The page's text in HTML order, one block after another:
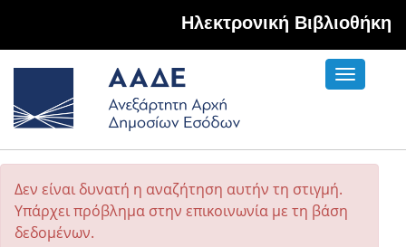
Hλεκτρονική Βιβλιοθήκη
Toggle
Δεν είναι δυνατή η αναζήτηση αυτήν τη στιγμή.
Υπάρχει πρόβλημα στην επικοινωνία με τη βάση
δεδομένων.